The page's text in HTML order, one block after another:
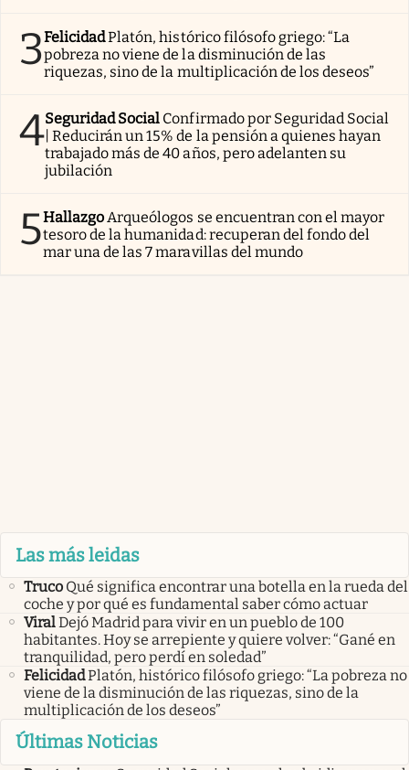
3FelicidadPlatón, histórico filósofo griego: “La
pobreza no viene de la disminución de las
riquezas, sino de la multiplicación de los deseos”
4Seguridad Social Confirmado por Seguridad Social
| Reducirán un 15% de la pensión a quienes hayan
trabajado más de 40 años, pero adelanten su
jubilación
5Hallazgo Arqueólogos se encuentran con el mayor
tesoro de la humanidad: recuperan del fondo del
mar una de las 7 maravillas del mundo
Las más leidas
Truco Qué significa encontrar una botella en la rueda del
coche y por qué es fundamental saber cómo actuar
ViralDejó Madrid para vivir en un pueblo de 100
habitantes. Hoy se arrepiente y quiere volver: “Gané en
tranquilidad, pero perdí en soledad”
FelicidadPlatón, histórico filósofo griego: “La pobreza no
viene de la disminución de las riquezas, sino de la
multiplicación de los deseos”
Últimas Noticias